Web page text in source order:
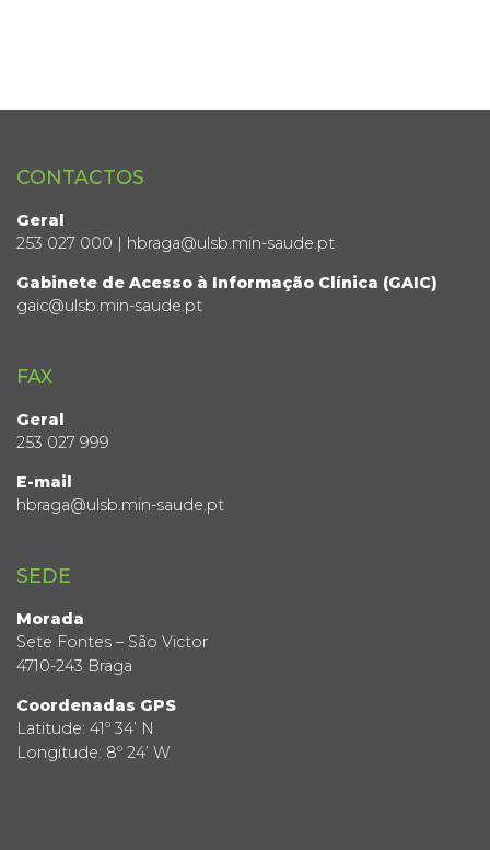
CONTACTOS
Geral
253 027 000 | hbraga@ulsb.min-saude.pt
Gabinete de Acesso à Informação Clínica (GAIC)
gaic@ulsb.min-saude.pt
FAX
Geral
253 027 999
E-mail
hbraga@ulsb.min-saude.pt
SEDE
Morada
Sete Fontes – São Victor
4710-243 Braga
Coordenadas GPS
Latitude: 41º 34’ N
Longitude: 8º 24’ W